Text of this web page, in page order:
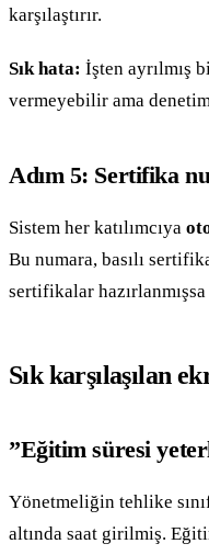
karşılaştırır.
Sık hata: İşten ayrılmış
vermeyebilir ama
Adım 5: Sertifika
Sistem her katılımcıya
Bu numara, basılı
sertifikalar
Sık karşılaşılan
”Eğitim süresi
Yönetmeliğin tehlike
altında saat girilmiş.